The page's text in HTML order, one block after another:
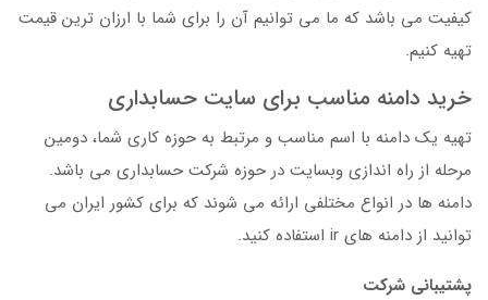
کیفیت می باشد که ما می توانیم آن را برای شما با ارزان ترین قیمت
تهیه کنیم.
خرید دامنه مناسب برای سایت حسابداری
تهیه یک دامنه با اسم مناسب و مرتبط به حوزه کاری شما، دومین
مرحله از راه اندازی وبسایت در حوزه شرکت حسابداری می باشد.
دامنه ها در انواع مختلفی ارائه می شوند که برای کشور ایران می
توانید از دامنه های ir استفاده کنید.
پشتیبانی شرکت